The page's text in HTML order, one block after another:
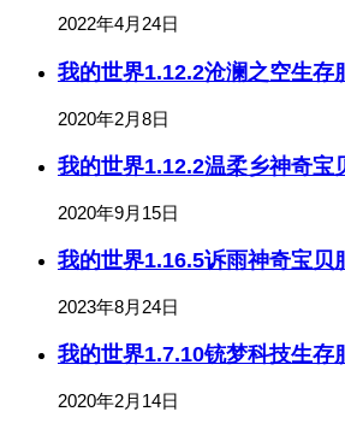
2022年4月24日
我的世界1.12.2沧澜之空生存
2020年2月8日
我的世界1.12.2温柔乡神奇宝
2020年9月15日
我的世界1.16.5诉雨神奇宝贝
2023年8月24日
我的世界1.7.10铳梦科技生存
2020年2月14日